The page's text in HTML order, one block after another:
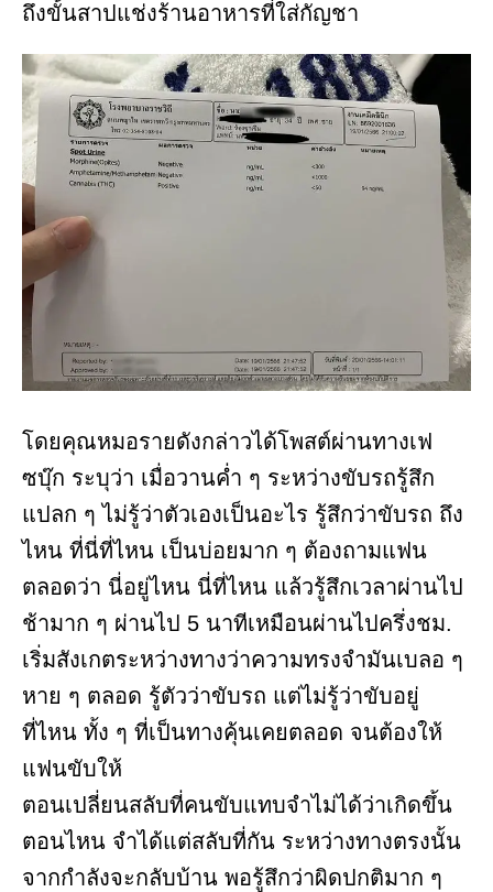
ถึงขั้นสาปแช่งร้านอาหารที่ใส่กัญชา
โดยคุณหมอรายดังกล่าวได้โพสต์ผ่านทางเฟ
ซบุ๊ก ระบุว่า เมื่อวานค่ำ ๆ ระหว่างขับรถรู้สึก
แปลก ๆ ไม่รู้ว่าตัวเองเป็นอะไร รู้สึกว่าขับรถ ถึง
ไหน ที่นี่ที่ไหน เป็นบ่อยมาก ๆ ต้องถามแฟน
ตลอดว่า นี่อยู่ไหน นี่ที่ไหน แล้วรู้สึกเวลาผ่านไป
ช้ามาก ๆ ผ่านไป 5 นาทีเหมือนผ่านไปครึ่งชม.
เริ่มสังเกตระหว่างทางว่าความทรงจำมันเบลอ ๆ
หาย ๆ ตลอด รู้ตัวว่าขับรถ แต่ไม่รู้ว่าขับอยู่
ที่ไหน ทั้ง ๆ ที่เป็นทางคุ้นเคยตลอด จนต้องให้
แฟนขับให้
ตอนเปลี่ยนสลับที่คนขับแทบจำไม่ได้ว่าเกิดขึ้น
ตอนไหน จำได้แต่สลับที่กัน ระหว่างทางตรงนั้น
จากกำลังจะกลับบ้าน พอรู้สึกว่าผิดปกติมาก ๆ